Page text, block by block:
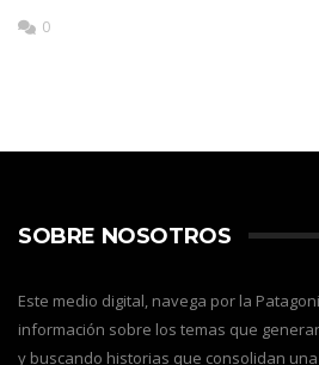
0
SOBRE NOSOTROS
Este medio digital, navega por la
información sobre los temas que
y buscando historias que consolidan